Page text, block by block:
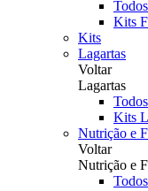
Kits
Kits
Lagartas
Voltar
Lagartas
Kits
Nutrição e
Voltar
Nutrição e